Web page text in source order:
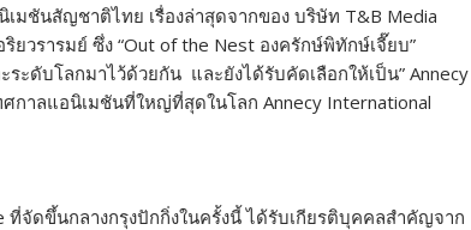
มชันสัญชาติไทย เรื่องล่าสุดจากของ บริษัท T&B Media
วรารมย์ ซึ่ง “Out of the Nest องครักษ์พิทักษ์เจี๊ยบ”
ะดับโลกมาไว้ด้วยกัน และยังได้รับคัดเลือกให้เป็น” Annecy
กาลแอนิเมชันที่ใหญ่ที่สุดในโลก Annecy International
จัดขึ้นกลางกรุงปักกิ่งในครั้งนี้ ได้รับเกียรติบุคคลสำคัญจาก